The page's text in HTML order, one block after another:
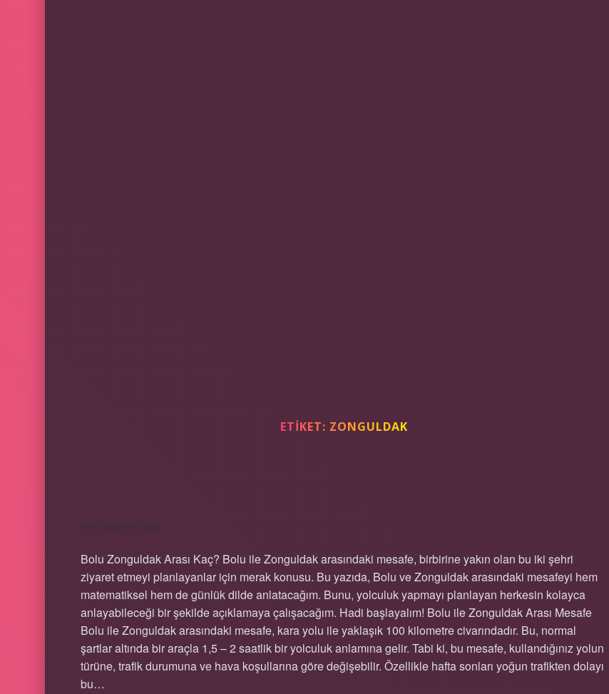
ETIKET: ZONGULDAK
Tarih: Ocak 22, 2026
Bolu Zonguldak Arası Kaç? Bolu ile Zonguldak arasındaki mesafe, birbirine yakın olan bu iki şehri
ziyaret etmeyi planlayanlar için merak konusu. Bu yazıda, Bolu ve Zonguldak arasındaki mesafeyi hem
matematiksel hem de günlük dilde anlatacağım. Bunu, yolculuk yapmayı planlayan herkesin kolayca
anlayabileceği bir şekilde açıklamaya çalışacağım. Hadi başlayalım! Bolu ile Zonguldak Arası Mesafe
Bolu ile Zonguldak arasındaki mesafe, kara yolu ile yaklaşık 100 kilometre civarındadır. Bu, normal
şartlar altında bir araçla 1,5 – 2 saatlik bir yolculuk anlamına gelir. Tabi ki, bu mesafe, kullandığınız yolun
türüne, trafik durumuna ve hava koşullarına göre değişebilir. Özellikle hafta sonları yoğun trafikten dolayı
bu…